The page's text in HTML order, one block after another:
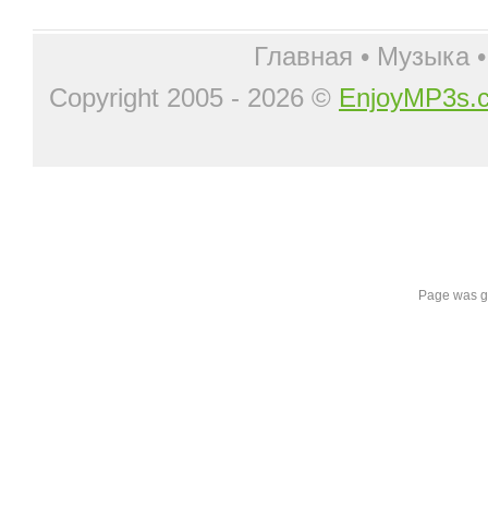
Главная • Музыка
Copyright 2005 - 2026 ©
Page was